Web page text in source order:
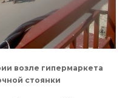
возле гипермаркета
стоянки